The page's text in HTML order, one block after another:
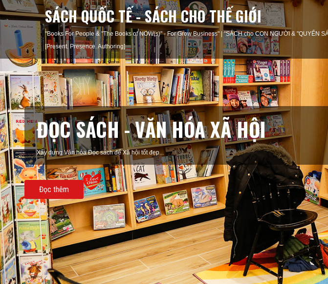
SÁCH QUỐC TẾ - SÁCH CHO THẾ GIỚI
"Books For People & "The Books of NOW(s)" - For Grow Business" | "SÁCH cho CON NGƯỜI & "QUYỂN
[Present. Presence. Authoring]
ĐỌC SÁCH - VĂN HÓA QUỐC GIA
Xây dựng Văn hóa Đọc sách để Quốc gia Giàu mạnh...
Đọc thêm